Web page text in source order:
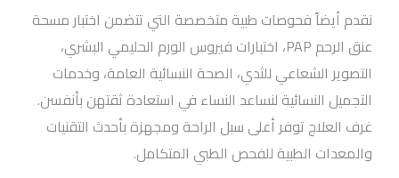
نقدم أيضاً فحوصات طبية متخصصة التي تتضمن اختبار مسحة
عنق الرحم PAP، اختبارات فيروس الورم الحليمي البشري،
التصوير الشعاعي للثدي، الصحة النسائية العامة، وخدمات
التجميل النسائية لنساعد النساء في استعادة ثقتهن بأنفسن.
غرف العلاج توفر أعلى سبل الراحة ومجهزة بأحدث التقنيات
والمعدات الطبية للفحص الطبي المتكامل.